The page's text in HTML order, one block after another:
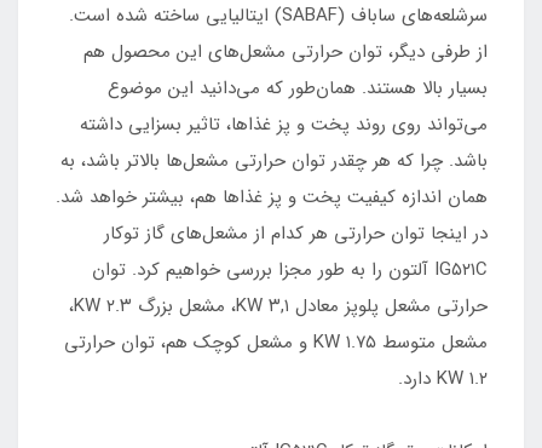
سرشلعه‌های ساباف (SABAF) ایتالیایی ساخته شده است.
از طرفی دیگر، توان حرارتی مشعل‌های این محصول هم
بسیار بالا هستند. همان‌طور که می‌دانید این موضوع
می‌تواند روی روند پخت و پز غذاها، تاثیر بسزایی داشته
باشد. چرا که هر چقدر توان حرارتی مشعل‌ها بالاتر باشد، به
همان اندازه کیفیت پخت و پز غذاها هم، بیشتر خواهد شد.
در اینجا توان حرارتی هر کدام از مشعل‌های گاز توکار
IG۵۲۱C آلتون را به طور مجزا بررسی خواهیم کرد. توان
حرارتی مشعل پلوپز معادل ۳,۱ KW، مشعل بزرگ ۲.۳ KW،
مشعل متوسط ۱.۷۵ KW و مشعل کوچک هم، توان حرارتی
۱.۲ KW دارد.